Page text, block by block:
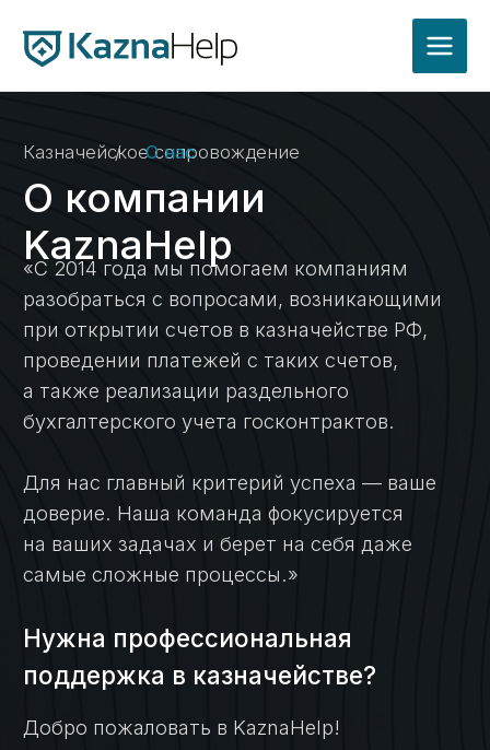
О компании
KaznaHelp
«С 2014 года мы помогаем компаниям
разобраться с вопросами, возникающими
при открытии счетов в казначействе РФ,
проведении платежей с таких счетов,
а также реализации раздельного
бухгалтерского учета госконтрактов.
Для нас главный критерий успеха — ваше
доверие. Наша команда фокусируется
на ваших задачах и берет на себя даже
Добро пожаловать в KaznaHelp!
поддержка в казначействе?
Получить консультацию ->